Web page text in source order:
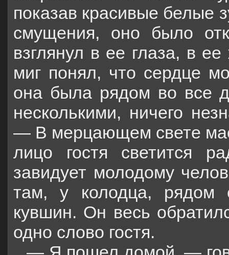
показав красивые белые
смущения, оно было
взглянул в ее глаза, в
миг понял, что сердце
она была рядом во все
несколькими, ничего
— В мерцающем свете
лицо гостя светится
завидует молодому
там, у колодца, рядом
кувшин. Он весь
одно слово гостя.